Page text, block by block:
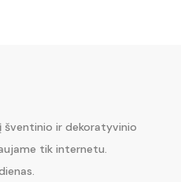
šventinio ir dekoratyvinio
tik internetu.